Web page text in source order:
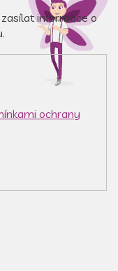
informace o
ochrany